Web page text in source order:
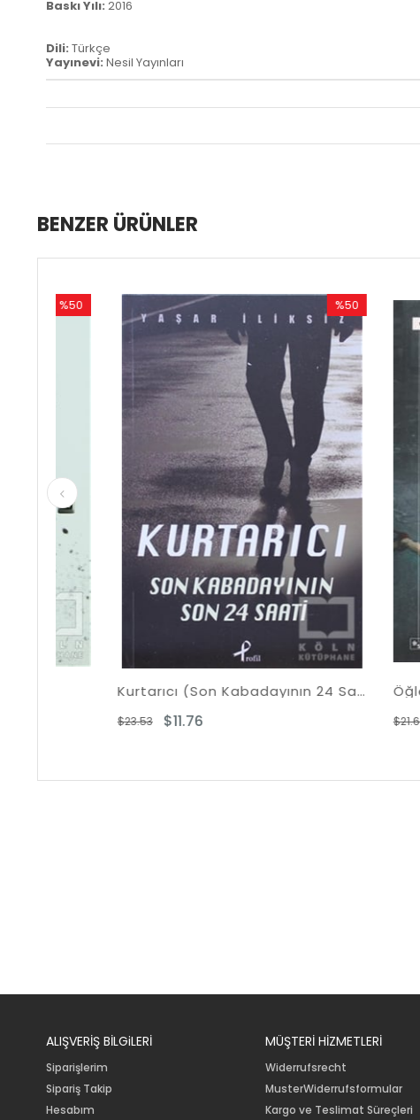
Baskı Yılı: 2016
Dili: Türkçe
Yayınevi: Nesil Yayınları
BENZER ÜRÜNLER
Kurtarıcı (Son Kabadayının 24 Saati)
$11.76
İndirim
%50İndirim
Öğle
$9.87
ALIŞVERİŞ BİLGiLERİ
Siparişlerim
Sipariş Takip
Hesabım
MÜŞTERİ HİZMETLERİ
Widerrufsrecht
MusterWiderrufsformular
Kargo ve Teslimat Süreçleri